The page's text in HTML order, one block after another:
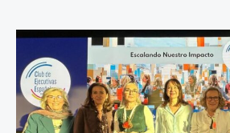
y
propósito
para
emprender
en
la